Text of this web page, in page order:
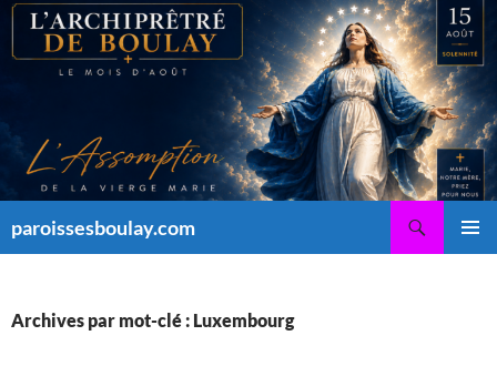
Aller
contenu
paroissesboulay.com
Archives par mot-clé : Luxembourg